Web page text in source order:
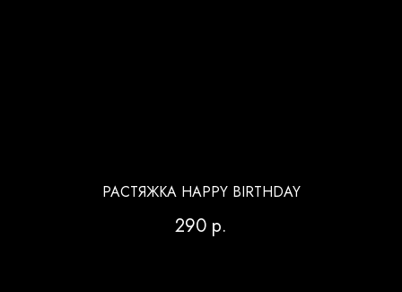
РАСТЯЖКА HAPPY BIRTHDAY
290 р.